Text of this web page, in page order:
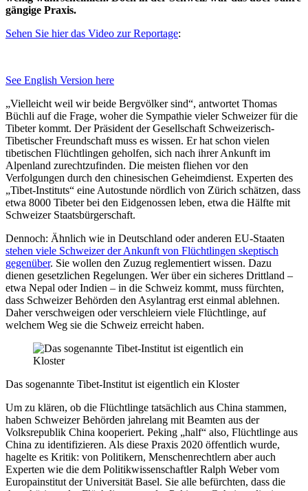
gängige Praxis.
Sehen Sie hier das Video zur Reportage:
See English Version here
„Vielleicht weil wir beide Bergvölker sind“, antwortet Thomas
Büchli auf die Frage, woher die Sympathie vieler Schweizer für die
Tibeter kommt. Der Präsident der Gesellschaft Schweizerisch-
Tibetischer Freundschaft muss es wissen. Er hat schon vielen
tibetischen Flüchtlingen geholfen, sich nach ihrer Ankunft im
Alpenland zurechtzufinden. Die meisten fliehen vor den
Verfolgungen durch den chinesischen Geheimdienst. Experten des
„Tibet-Instituts“ eine Autostunde nördlich von Zürich schätzen, dass
etwa 8000 Tibeter bei den Eidgenossen leben, etwa die Hälfte mit
Schweizer Staatsbürgerschaft.
Dennoch: Ähnlich wie in Deutschland oder anderen EU-Staaten
stehen viele Schweizer der Ankunft von Flüchtlingen skeptisch
gegenüber. Sie wollen den Zuzug reglementiert wissen. Dazu
dienen gesetzlichen Regelungen. Wer über ein sicheres Drittland –
etwa Nepal oder Indien – in die Schweiz kommt, muss fürchten,
dass Schweizer Behörden den Asylantrag erst einmal ablehnen.
Daher verschweigen oder verschleiern viele Flüchtlinge, auf
welchem Weg sie die Schweiz erreicht haben.
Das sogenannte Tibet-Institut ist eigentlich ein Kloster
Um zu klären, ob die Flüchtlinge tatsächlich aus China stammen,
haben Schweizer Behörden jahrelang mit Beamten aus der
Volksrepublik China kooperiert. Peking „half“ also, Flüchtlinge aus
China zu identifizieren. Als diese Praxis 2020 öffentlich wurde,
hagelte es Kritik: von Politikern, Menschenrechtlern aber auch
Experten wie die dem Politikwissenschaftler Ralph Weber vom
Europainstitut der Universität Basel. Sie alle befürchten, dass die